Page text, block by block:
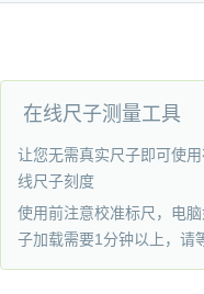
在线尺子测量工具
让您无需真实尺子即可使
线尺子刻度
使用前注意校准标尺，电
子加载需要1分钟以上，请